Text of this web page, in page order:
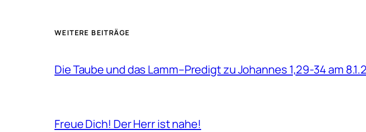
WEITERE BEITRÄGE
Die Taube und das Lamm–Predigt zu Johannes 1,29-34 am
Freue Dich! Der Herr ist nahe!